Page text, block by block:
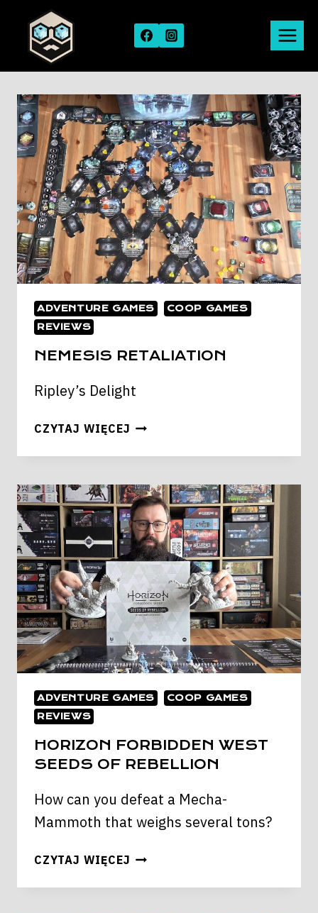
content
ADVENTURE GAMES
COOP GAMES
REVIEWS
NEMESIS RETALIATION
Ripley’s Delight
CZYTAJ WIĘCEJ NEMESIS
ADVENTURE GAMES
COOP GAMES
REVIEWS
HORIZON FORBIDDEN WEST
SEEDS OF REBELLION
How can you defeat a Mecha-
Mammoth that weighs several tons?
CZYTAJ WIĘCEJ HORIZON
WEST